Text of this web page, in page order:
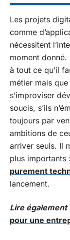
Les projets
comme
nécessitent
moment
à tout ce qu’il
métier mais
s’improviser
soucis, s’ils
toujours par
ambitions de
arriver seuls. Il
plus importants
purement
lancement.
Lire également
pour une